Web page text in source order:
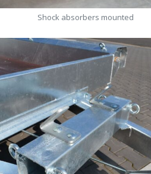
Shock absorbers mounted